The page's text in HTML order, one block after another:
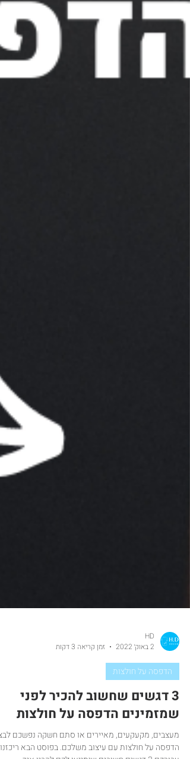
HD
2 באוק׳ 2022
זמן קריאה 3 דקות
הדפסה על חולצות